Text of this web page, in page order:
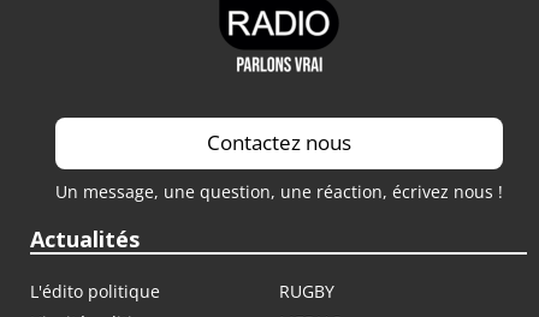
Contactez nous
Un message, une question, une réaction, écrivez nous !
Actualités
L'édito politique
RUGBY